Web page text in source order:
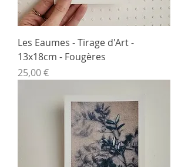
Les Eaumes - Tirage d'Art -
13x18cm - Fougères
Prix
25,00 €